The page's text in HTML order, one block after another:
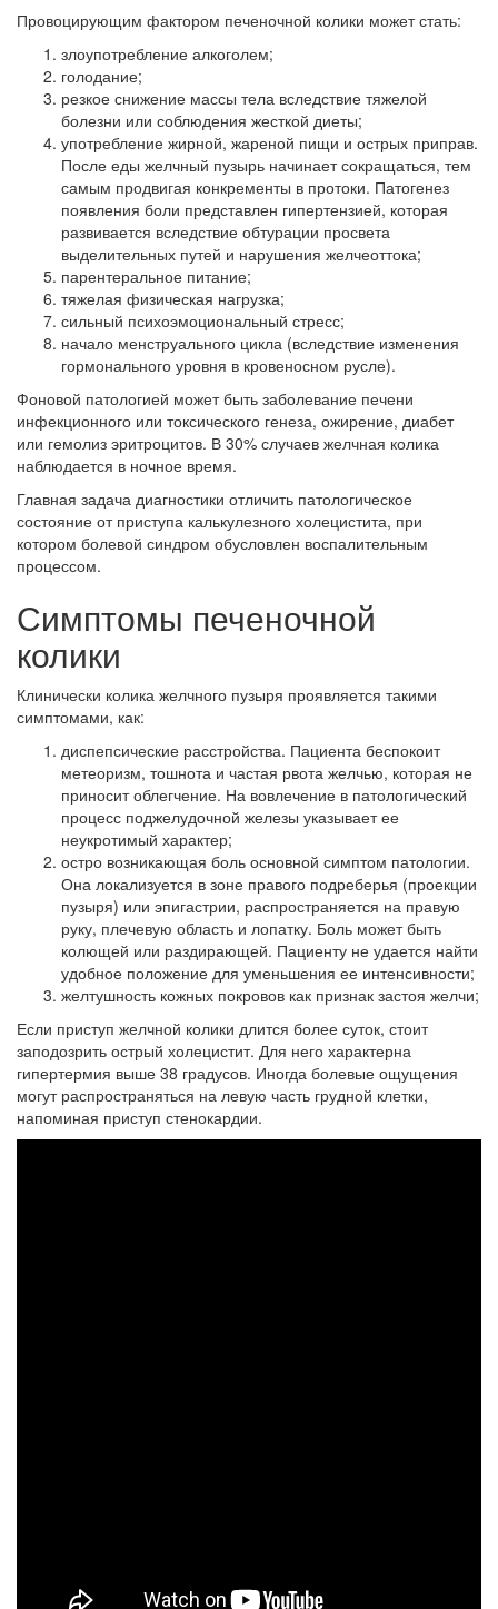
Провоцирующим фактором печеночной колики может стать:
злоупотребление алкоголем;
голодание;
резкое снижение массы тела вследствие тяжелой
болезни или соблюдения жесткой диеты;
употребление жирной, жареной пищи и острых приправ.
После еды желчный пузырь начинает сокращаться, тем
самым продвигая конкременты в протоки. Патогенез
появления боли представлен гипертензией, которая
развивается вследствие обтурации просвета
выделительных путей и нарушения желчеоттока;
парентеральное питание;
тяжелая физическая нагрузка;
сильный психоэмоциональный стресс;
начало менструального цикла (вследствие изменения
гормонального уровня в кровеносном русле).
Фоновой патологией может быть заболевание печени
инфекционного или токсического генеза, ожирение, диабет
или гемолиз эритроцитов. В 30% случаев желчная колика
наблюдается в ночное время.
Главная задача диагностики отличить патологическое
состояние от приступа калькулезного холецистита, при
котором болевой синдром обусловлен воспалительным
процессом.
Симптомы печеночной
колики
Клинически колика желчного пузыря проявляется такими
симптомами, как:
диспепсические расстройства. Пациента беспокоит
метеоризм, тошнота и частая рвота желчью, которая не
приносит облегчение. На вовлечение в патологический
процесс поджелудочной железы указывает ее
неукротимый характер;
остро возникающая боль основной симптом патологии.
Она локализуется в зоне правого подреберья (проекции
пузыря) или эпигастрии, распространяется на правую
руку, плечевую область и лопатку. Боль может быть
колющей или раздирающей. Пациенту не удается найти
удобное положение для уменьшения ее интенсивности;
желтушность кожных покровов как признак застоя желчи;
Если приступ желчной колики длится более суток, стоит
заподозрить острый холецистит. Для него характерна
гипертермия выше 38 градусов. Иногда болевые ощущения
могут распространяться на левую часть грудной клетки,
напоминая приступ стенокардии.